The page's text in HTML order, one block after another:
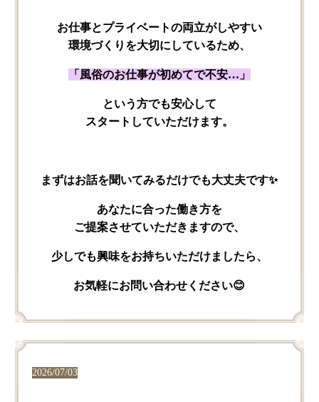
お仕事と​プライベートの​両立が​しやすい​
環境づくりを​大切に​している​ため、
「風俗の​お仕事が​初めてで​不安…」
と​いう方でも​安心して​
スタートしていただけます。
まずは​お話を​聞いてみるだけでも​大丈夫です✨
あなたに​合った​働き方を​
ご提案させていただきますので、
少しでも​興味を​お持ちいただけましたら、
お気軽に​お問い​合わせください​😊
2026/07/03